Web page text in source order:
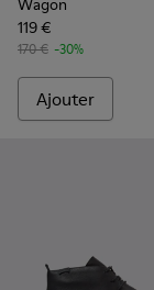
Wagon
119 €
170 € -30%
Ajouter